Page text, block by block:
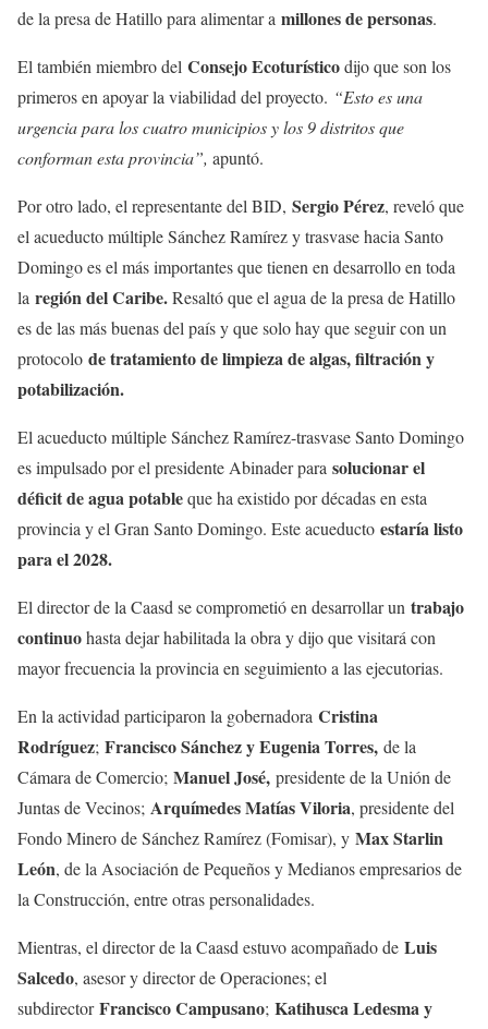
de la presa de Hatillo para alimentar a millones de personas.
El también miembro del Consejo Ecoturísticodijo que son los
primeros en apoyar la viabilidad del proyecto. “Esto es una
urgencia para los cuatro municipios y los 9 distritos que
conforman esta provincia”, apuntó.
Por otro lado, el representante del BID, Sergio Pérez, reveló que
el acueducto múltiple Sánchez Ramírez y trasvase hacia Santo
Domingo es el más importantes que tienen en desarrollo en toda
la región del Caribe.Resaltó que el agua de la presa de Hatillo
es de las más buenas del país y que solo hay que seguir con un
protocolo de tratamiento de limpieza de algas, filtración y
potabilización.
El acueducto múltiple Sánchez Ramírez-trasvase Santo Domingo
es impulsado por el presidente Abinader para solucionar el
déficit de agua potableque ha existido por décadas en esta
provincia y el Gran Santo Domingo. Este acueducto estaría listo
para el 2028.
El director de la Caasd se comprometió en desarrollar un trabajo
continuohasta dejar habilitada la obra y dijo que visitará con
mayor frecuencia la provincia en seguimiento a las ejecutorias.
En la actividad participaron la gobernadora Cristina
Rodríguez; Francisco Sánchez y Eugenia Torres, de la
Cámara de Comercio; Manuel José, presidente de la Unión de
Juntas de Vecinos; Arquímedes Matías Viloria, presidente del
Fondo Minero de Sánchez Ramírez (Fomisar), y Max Starlin
León, de la Asociación de Pequeños y Medianos empresarios de
la Construcción, entre otras personalidades.
Mientras, el director de la Caasd estuvo acompañado de Luis
Salcedo, asesor y director de Operaciones; el
subdirectorFrancisco Campusano; Katihusca Ledesma y